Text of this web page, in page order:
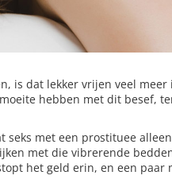
is dat lekker vrijen veel meer
hebben met dit besef,
seks met een prostituee
met die vibrerende
het geld erin, en een